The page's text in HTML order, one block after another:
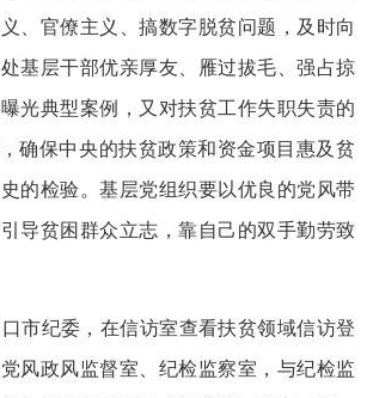
、官僚主义、搞数字脱贫问题，及时向
基层干部优亲厚友、雁过拔毛、强占掠
光典型案例，又对扶贫工作失职失责的
确保中央的扶贫政策和资金项目惠及贫
的检验。基层党组织要以优良的党风带
导贫困群众立志，靠自己的双手勤劳致
市纪委，在信访室查看扶贫领域信访登
风政风监督室、纪检监察室，与纪检监